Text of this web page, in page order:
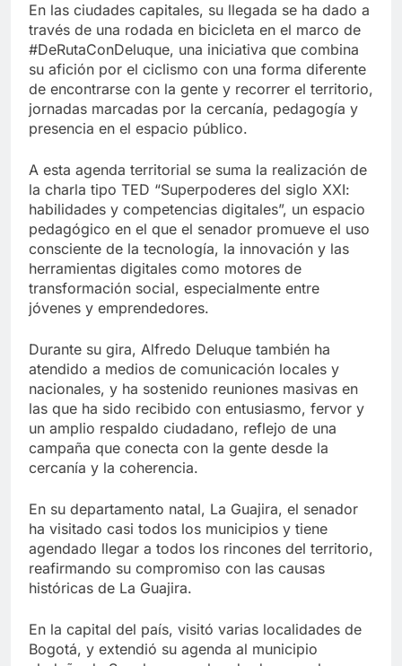
En las ciudades capitales, su llegada se ha dado a
través de una rodada en bicicleta en el marco de
#DeRutaConDeluque, una iniciativa que combina
su afición por el ciclismo con una forma diferente
de encontrarse con la gente y recorrer el territorio,
jornadas marcadas por la cercanía, pedagogía y
presencia en el espacio público.
A esta agenda territorial se suma la realización de
la charla tipo TED “Superpoderes del siglo XXI:
habilidades y competencias digitales”, un espacio
pedagógico en el que el senador promueve el uso
consciente de la tecnología, la innovación y las
herramientas digitales como motores de
transformación social, especialmente entre
jóvenes y emprendedores.
Durante su gira, Alfredo Deluque también ha
atendido a medios de comunicación locales y
nacionales, y ha sostenido reuniones masivas en
las que ha sido recibido con entusiasmo, fervor y
un amplio respaldo ciudadano, reflejo de una
campaña que conecta con la gente desde la
cercanía y la coherencia.
En su departamento natal, La Guajira, el senador
ha visitado casi todos los municipios y tiene
agendado llegar a todos los rincones del territorio,
reafirmando su compromiso con las causas
históricas de La Guajira.
En la capital del país, visitó varias localidades de
Bogotá, y extendió su agenda al municipio